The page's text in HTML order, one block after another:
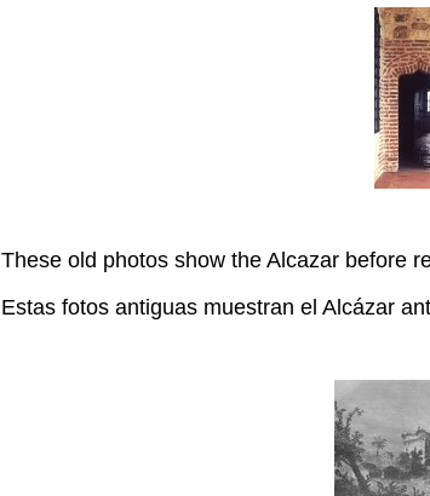
These old photos show the Alcazar before
Estas fotos antiguas muestran el Alcázar